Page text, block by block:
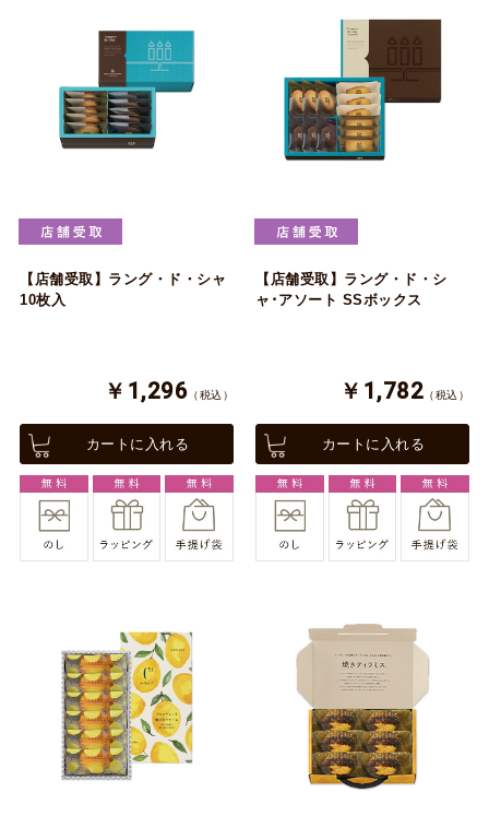
【店舗受取】ラング・ド・シャ
10枚入
￥1,296 （税込）
カートに入れる
【店舗受取】ラング・ド・シ
ャ･アソート SSボックス
￥1,782 （税込）
カートに入れる